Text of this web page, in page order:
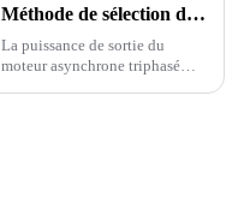
Méthode de sélection de la puissance du moteur asynchrone triphasé
La puissance de sortie du
moteur asynchrone triphasé